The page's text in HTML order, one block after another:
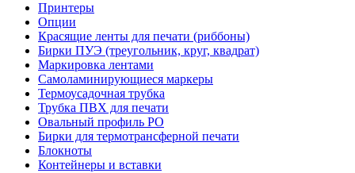
Принтеры
Опции
Красящие ленты для печати (риббоны)
Бирки ПУЭ (треугольник, круг, квадрат)
Маркировка лентами
Самоламинирующиеся маркеры
Термоусадочная трубка
Трубка ПВХ для печати
Овальный профиль PO
Бирки для термотрансферной печати
Блокноты
Контейнеры и вставки